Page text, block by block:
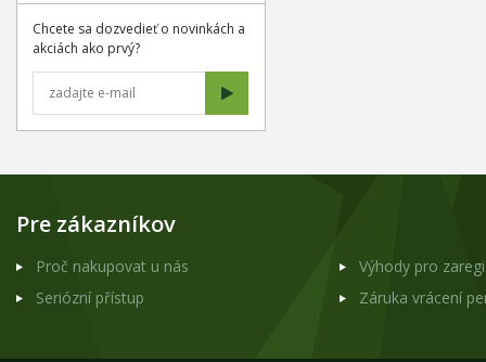
Chcete sa dozvedieť o novinkách a
akciách ako prvý?
Pre zákazníkov
Proč nakupovat u nás
Výhody pro
Seriózní přístup
Záruka vrácení